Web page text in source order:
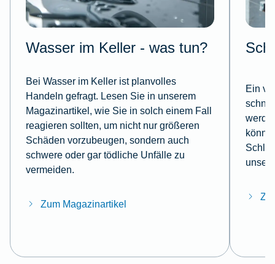
Wasser im Keller - was tun?
Bei Wasser im Keller ist planvolles
Handeln gefragt. Lesen Sie in unserem
Magazinartikel, wie Sie in solch einem Fall
reagieren sollten, um nicht nur größeren
Schäden vorzubeugen, sondern auch
schwere oder gar tödliche Unfälle zu
vermeiden.
Zum Magazinartikel
Ein